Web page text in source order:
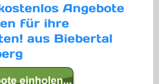
Angebote
für ihre
aus Biebertal